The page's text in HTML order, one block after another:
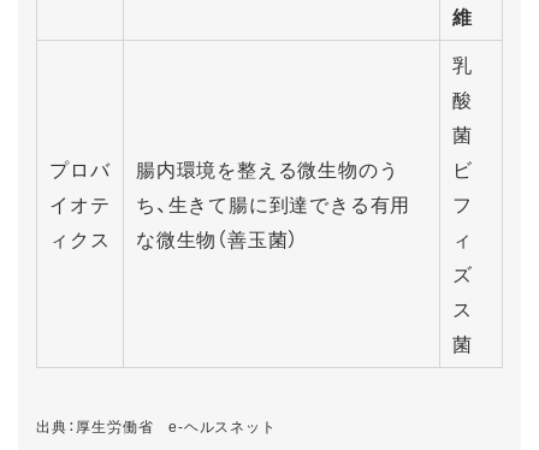
維
プロバ
イオテ
ィクス
腸内環境を整える微生物のう
ち、生きて腸に到達できる有用
な微生物（善玉菌）
乳
酸
菌
ビ
フ
ィ
ズ
ス
菌
出典：厚生労働省 e-ヘルスネット